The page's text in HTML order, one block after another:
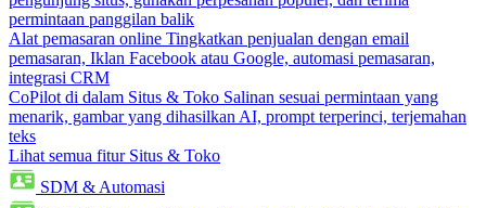
permintaan panggilan balik
Alat pemasaran online Tingkatkan penjualan dengan email
pemasaran, Iklan Facebook atau Google, automasi pemasaran,
integrasi CRM
CoPilot di dalam Situs & Toko Salinan sesuai permintaan yang
menarik, gambar yang dihasilkan AI, prompt terperinci, terjemahan
teks
Lihat semua fitur Situs & Toko
SDM & Automasi